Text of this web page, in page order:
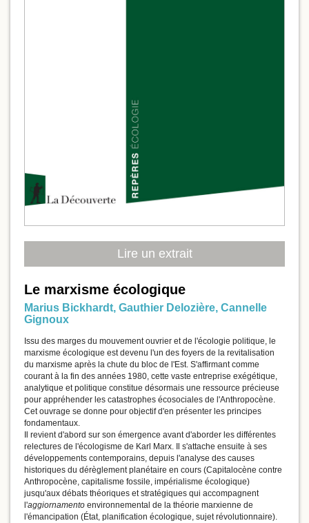
Lire un extrait
Le marxisme écologique
Marius Bickhardt, Gauthier Delozière, Cannelle
Gignoux
Issu des marges du mouvement ouvrier et de l'écologie politique, le
marxisme écologique est devenu l'un des foyers de la revitalisation
du marxisme après la chute du bloc de l'Est. S'affirmant comme
courant à la fin des années 1980, cette vaste entreprise exégétique,
analytique et politique constitue désormais une ressource précieuse
pour appréhender les catastrophes écosociales de l'Anthropocène.
Cet ouvrage se donne pour objectif d'en présenter les principes
fondamentaux.
Il revient d'abord sur son émergence avant d'aborder les différentes
relectures de l'écologisme de Karl Marx. Il s'attache ensuite à ses
développements contemporains, depuis l'analyse des causes
historiques du dérèglement planétaire en cours (Capitalocène contre
Anthropocène, capitalisme fossile, impérialisme écologique)
jusqu'aux débats théoriques et stratégiques qui accompagnent
l'aggiornamento environnemental de la théorie marxienne de
l'émancipation (État, planification écologique, sujet révolutionnaire).